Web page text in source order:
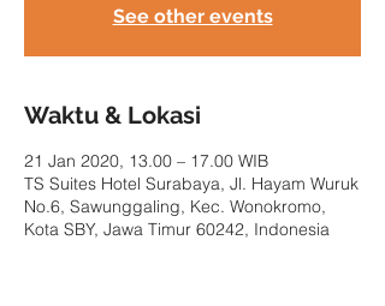
See other events
Waktu & Lokasi
21 Jan 2020, 13.00 – 17.00 WIB
TS Suites Hotel Surabaya, Jl. Hayam Wuruk
No.6, Sawunggaling, Kec. Wonokromo,
Kota SBY, Jawa Timur 60242, Indonesia